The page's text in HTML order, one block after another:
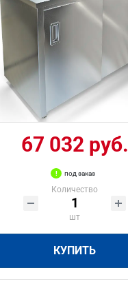
67 032 руб.
под заказ
Количество
шт
КУПИТЬ